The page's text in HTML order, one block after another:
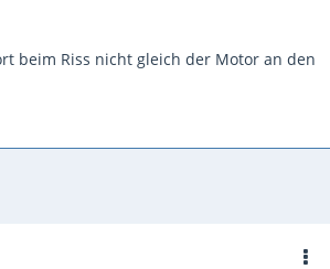
beim Riss nicht gleich der Motor an den